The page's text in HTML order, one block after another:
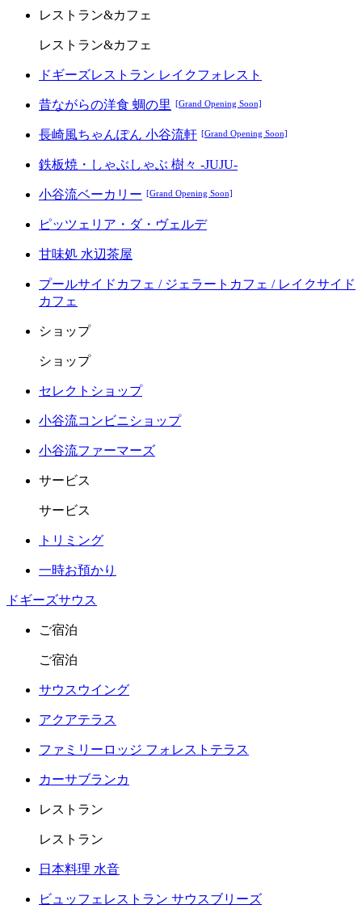
レストラン&カフェ
レストラン&カフェ
ドギーズレストラン レイクフォレスト
昔ながらの洋食 蜩の里 [Grand Opening Soon]
長崎風ちゃんぽん 小谷流軒 [Grand Opening Soon]
鉄板焼・しゃぶしゃぶ 樹々 -JUJU-
小谷流ベーカリー [Grand Opening Soon]
ピッツェリア・ダ・ヴェルデ
甘味処 水辺茶屋
プールサイドカフェ / ジェラートカフェ / レイクサイド
カフェ
ショップ
ショップ
セレクトショップ
小谷流コンビニショップ
小谷流ファーマーズ
サービス
サービス
トリミング
一時お預かり
ドギーズサウス
ご宿泊
ご宿泊
サウスウイング
アクアテラス
ファミリーロッジ フォレストテラス
カーサブランカ
レストラン
レストラン
日本料理 水音
ビュッフェレストラン サウスブリーズ